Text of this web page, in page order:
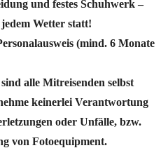
und festes Schuhwerk –
Wetter statt!
(mind. 6 Monate
alle Mitreisenden selbst
keinerlei Verantwortung
oder Unfälle, bzw.
von Fotoequipment.